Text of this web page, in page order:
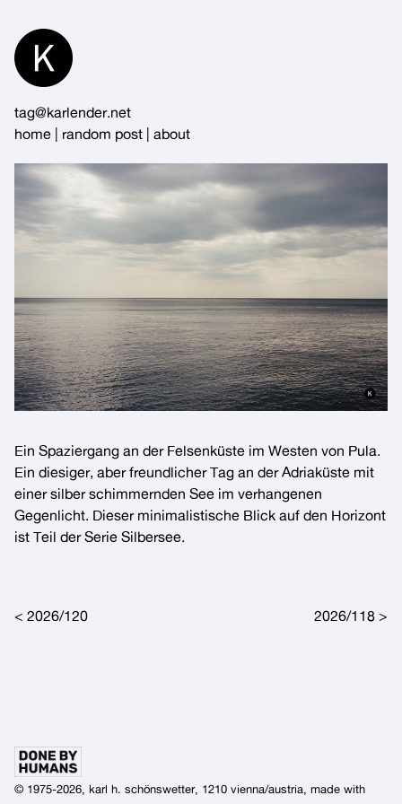
Content
tag@karlender.net
home
random post about
Ein Spaziergang an der Felsenküste im Westen von Pula.
Ein diesiger, aber freundlicher Tag an derAdriaküste mit
einer silber schimmernden See im verhangenen
Gegenlicht. Dieser minimalistische Blick auf den Horizont
ist Teil der Serie Silbersee.
Post navigation
2026/120 2026/118
© 1975-2026, karl h. schönswetter, 1210 vienna/austria, made with